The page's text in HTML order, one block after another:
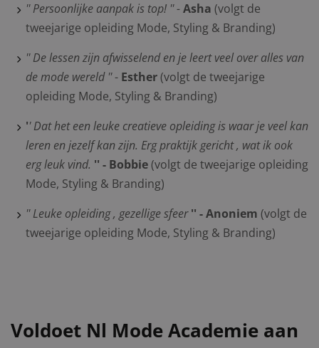
'' Persoonlijke aanpak is top! '' -Asha (volgt de
tweejarige opleiding Mode, Styling & Branding)
'' De lessen zijn afwisselend en je leert veel over alles van
de mode wereld ''- Esther(volgt de tweejarige
opleiding Mode, Styling & Branding)
'' Dat het een leuke creatieve opleiding is waar je veel kan
leren en jezelf kan zijn. Erg praktijk gericht , wat ik ook
erg leuk vind. '' - Bobbie(volgt de tweejarige opleiding
Mode, Styling & Branding)
'' Leuke opleiding , gezellige sfeer'' - Anoniem (volgt de
tweejarige opleiding Mode, Styling & Branding)
Voldoet Nl Mode Academie aan